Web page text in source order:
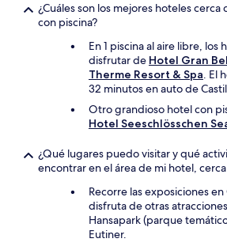
¿Cuáles son los mejores hoteles cerca
con piscina?
En 1 piscina al aire libre,
disfrutar de Hotel Gran
Therme Resort & Spa. El
32 minutos en auto de
Otro grandioso hotel con
Hotel Seeschlösschen
¿Qué lugares puedo visitar y qué
encontrar en el área de mi hotel,
Recorre las exposiciones
disfruta de otras
Hansapark (parque
Eutiner.